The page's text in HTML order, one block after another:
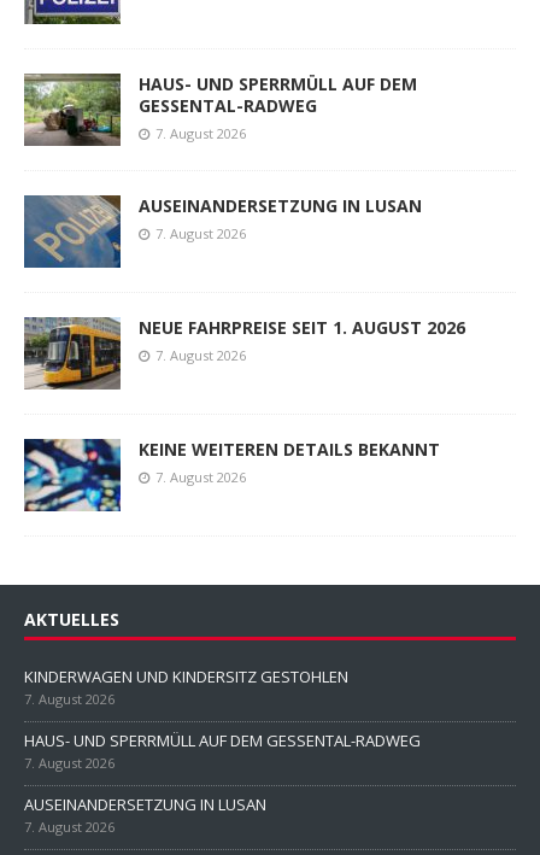
HAUS- UND SPERRMÜLL AUF DEM
GESSENTAL-RADWEG
7. August 2026
AUSEINANDERSETZUNG IN LUSAN
7. August 2026
NEUE FAHRPREISE SEIT 1. AUGUST 2026
7. August 2026
KEINE WEITEREN DETAILS BEKANNT
7. August 2026
AKTUELLES
KINDERWAGEN UND KINDERSITZ GESTOHLEN
7. August 2026
HAUS- UND SPERRMÜLL AUF DEM GESSENTAL-RADWEG
7. August 2026
AUSEINANDERSETZUNG IN LUSAN
7. August 2026